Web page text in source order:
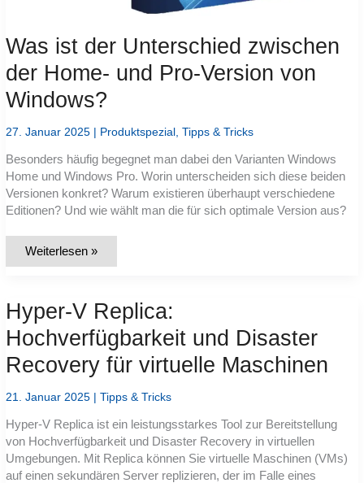
Was ist der Unterschied zwischen
der Home- und Pro-Version von
Windows?
27. Januar 2025 Produktspezial ,Tipps & Tricks
Besonders häufig begegnet man dabei den Varianten Windows
Home und Windows Pro. Worin unterscheiden sich diese beiden
Versionen konkret? Warum existieren überhaupt verschiedene
Editionen? Und wie wählt man die für sich optimale Version aus?
Was
der
Home-
Pro-
von
Windows?
Weiterlesen »
Hyper-V Replica:
Hochverfügbarkeit und Disaster
Recovery für virtuelle Maschinen
21. Januar 2025 |Tipps & Tricks
Hyper-V Replica ist ein leistungsstarkes Tool zur Bereitstellung
von Hochverfügbarkeit und Disaster Recovery in virtuellen
Umgebungen. Mit Replica können Sie virtuelle Maschinen (VMs)
auf einen sekundären Server replizieren, der im Falle eines